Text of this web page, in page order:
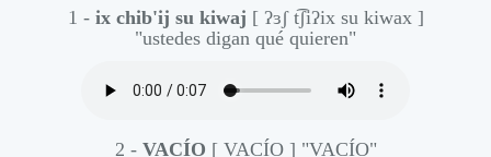
1 - ix chib'ij su kiwaj [ ʔɜʃ t͡ʃiʔix su kiwax ]
"ustedes digan qué quieren"
2 - VACÍO [ VACÍO ] "VACÍO"